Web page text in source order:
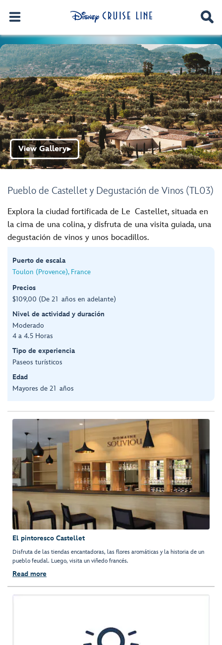
Pueblo de Castellet y Degustación de Vinos (TL03)
View Gallery▶
Explora la ciudad fortificada de Le Castellet, situada en
la cima de una colina, y disfruta de una visita guiada, una
degustación de vinos y unos bocadillos.
Puerto de escala
Toulon (Provence), France
Precios
$109,00 (De 21 años en adelante)
Nivel de actividad y duración
Moderado
4 a 4.5 Horas
Tipo de experiencia
Paseos turísticos
Edad
Mayores de 21 años
El pintoresco Castellet
Disfruta de las tiendas encantadoras, las flores aromáticas y la historia de un
pueblo feudal. Luego, visita un viñedo francés.
Read more